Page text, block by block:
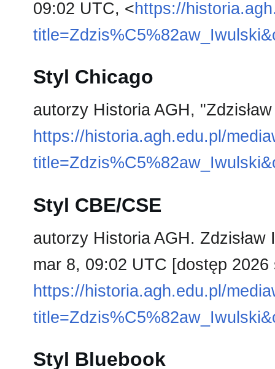
09:02 UTC, <https://
Styl Chicago
autorzy Historia AGH,
https://historia.agh.edu.pl/
Styl CBE/CSE
autorzy Historia AGH.
mar 8, 09:02 UTC [dostęp
https://historia.agh.edu.pl/
Styl Bluebook